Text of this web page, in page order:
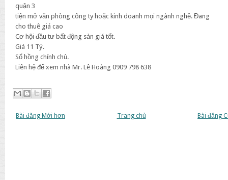
quận 3
tiện mở văn phòng công ty hoặc kinh doanh mọi ngành nghề. Đang
cho thuê giá cao
Cơ hội đầu tư bất động sản giá tốt.
Giá 11 Tỷ.
Sổ hồng chính chủ.
Liên hệ để xem nhà Mr. Lê Hoàng 0909 798 638
Bài đăng Mới hơn Bài đăng
Trang chủ